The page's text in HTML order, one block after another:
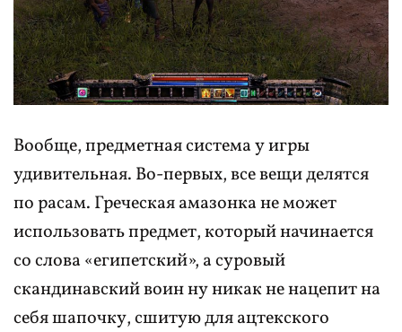
Вообще, предметная система у игры
удивительная. Во-первых, все вещи делятся
по расам. Греческая амазонка не может
использовать предмет, который начинается
со слова «египетский», а суровый
скандинавский воин ну никак не нацепит на
себя шапочку, сшитую для ацтекского